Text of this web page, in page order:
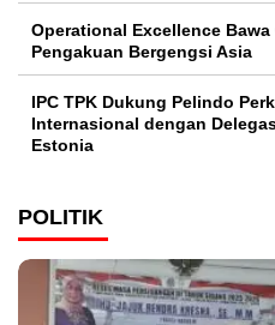
Operational Excellence Bawa
Pengakuan Bergengsi Asia
IPC TPK Dukung Pelindo
Internasional dengan
Estonia
POLITIK